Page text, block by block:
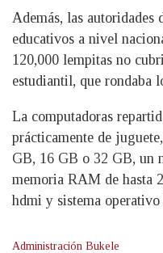
Además, las autoridades
educativos a nivel
120,000 lempitas no
estudiantil, que rondaba
La computadoras
prácticamente de
GB, 16 GB o 32 GB, un
memoria RAM de hasta
hdmi y sistema
Administración Bukele